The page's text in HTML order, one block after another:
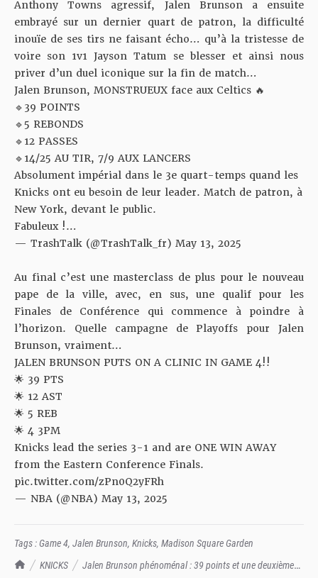
TrashTalk Actu NBA
KNICKS
Jalen Brunson phénoménal : 39 points et une deuxième
Anthony Towns agressif, Jalen Brunson a ensuite
embrayé sur un dernier quart de patron, la difficulté
inouïe de ses tirs ne faisant écho… qu’à la tristesse de
voire son 1v1 Jayson Tatum se blesser et ainsi nous
priver d’un duel iconique sur la fin de match…
Jalen Brunson, MONSTRUEUX face aux Celtics 🔥
🔹39 POINTS
🔹5 REBONDS
🔹12 PASSES
🔹14/25 AU TIR, 7/9 AUX LANCERS
Absolument impérial dans le 3e quart-temps quand les
Knicks ont eu besoin de leur leader. Match de patron, à
New York, devant le public.
Fabuleux !…
— TrashTalk (@TrashTalk_fr) May 13, 2025
Au final c’est une masterclass de plus pour le nouveau
pape de la ville, avec, en sus, une qualif pour les
Finales de Conférence qui commence à poindre à
l’horizon. Quelle campagne de Playoffs pour Jalen
Brunson, vraiment…
JALEN BRUNSON PUTS ON A CLINIC IN GAME 4!!
🌟 39 PTS
🌟 12 AST
🌟 5 REB
🌟 4 3PM
Knicks lead the series 3-1 and are ONE WIN AWAY
from the Eastern Conference Finals.
pic.twitter.com/zPn0Q2yFRh
— NBA (@NBA) May 13, 2025
Tags :Game 4, Jalen Brunson, Knicks, Madison Square Garden